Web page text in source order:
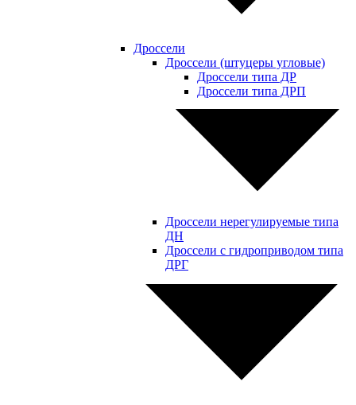
Дроссели
Дроссели (штуцеры угловые)
Дроссели типа ДР
Дроссели типа ДРП
Дроссели нерегулируемые типа
ДН
Дроссели с гидроприводом типа
ДРГ